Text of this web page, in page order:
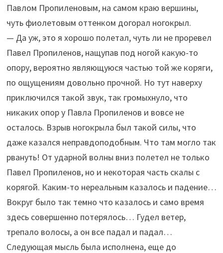
Павлом Пропиленовым, на самом краю вершины,
чуть фиолетовым оттенком догорал ногокрыл.
— Да уж, это я хорошо полетал, чуть ли не проревел
Павел Пропиленов, нащупав под ногой какую-то
опору, вероятно являющуюся частью той же коряги,
по ощущениям довольно прочной. Но тут наверху
приключился такой звук, так громыхнуло, что
никаких опор у Павла Пропиленов и вовсе не
осталось. Взрыв ногокрыла был такой силы, что
даже казался неправдоподобным. Что там могло так
рвануть! От ударной волны вниз полетел не только
Павел Пропиленов, но и некоторая часть скалы с
корягой. Каким-то нереальным казалось и падение…
Вокруг было так темно что казалось и само время
здесь совершенно потерялось… Гудел ветер,
трепало волосы, а он все падал и падал…
Следующая мысль была исполнена, еще до